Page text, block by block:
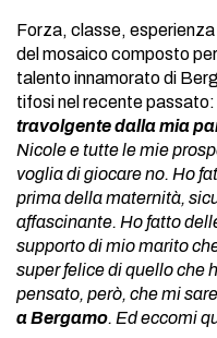
Forza, classe,
del mosaico composto
talento innamorato di
tifosi nel recente passato:
travolgente dalla mia
Nicole e tutte le mie
voglia di giocare no. Ho
prima della maternità,
affascinante. Ho fatto
supporto di mio marito
super felice di quello che
pensato, però, che mi
a Bergamo. Ed eccomi